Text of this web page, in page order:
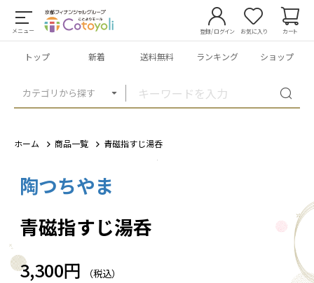
メニュー
カテゴリから探す
登録/ログイン お気に入り カート
トップ 新着 送料無料 ランキング ショップ
ホーム 商品一覧 青磁指すじ湯呑
陶つちやま
青磁指すじ湯呑
3,300円 （税込）